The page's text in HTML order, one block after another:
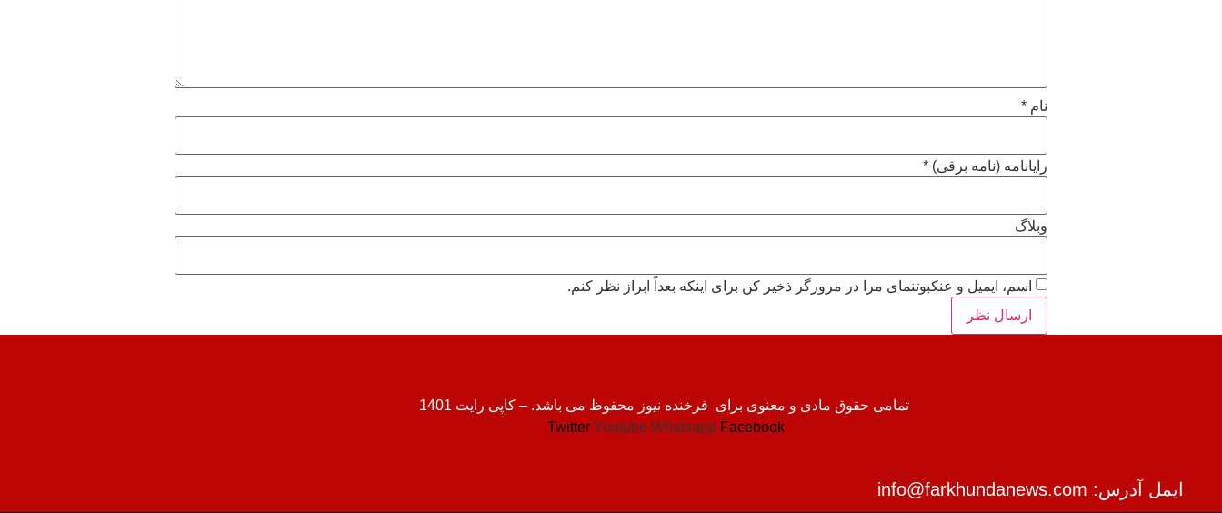
نام *
رایانامه (نامه برقی) *
وبلاگ
اسم، ایمیل و عنکبوتنمای مرا در مرورگر ذخیر کن برای اینکه بعداً ابراز نظر کنم.
تمامی حقوق مادی و معنوی برای فرخنده نیوز محفوظ می باشد. – کاپی رایت 1401
Twitter Youtube Whatsapp Facebook
ایمل آدرس: info@farkhundanews.com